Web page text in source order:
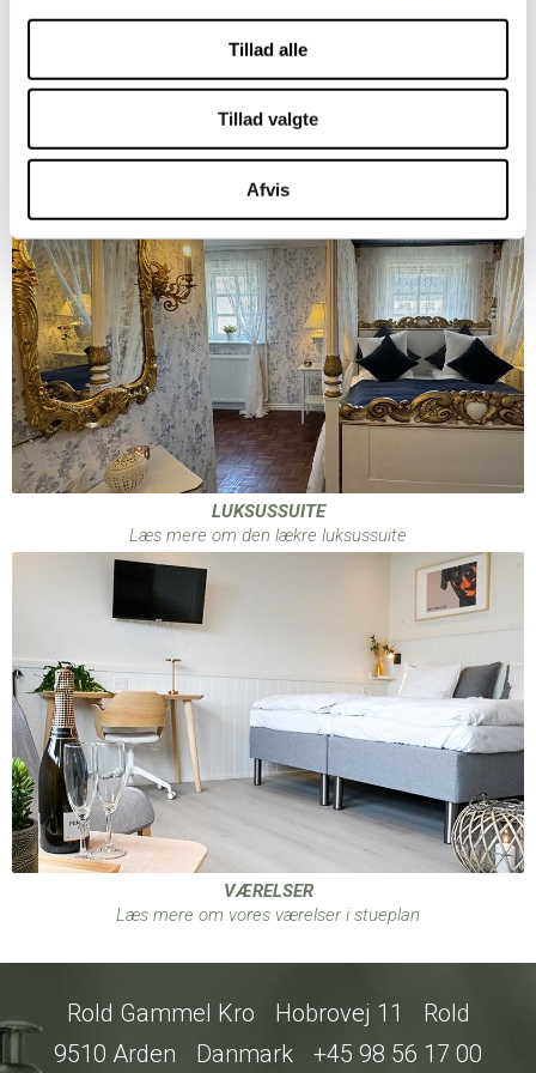
Tillad alle
Tillad valgte
Afvis
Pris pr. hund pr. overnatning: 100 kr.
LUKSUSSUITE
Læs mere om den lækre luksussuite
VÆRELSER
Læs mere om vores værelser i stueplan
Rold Gammel Kro Hobrovej 11
Rold
9510 Arden
Danmark +45 98 56 17 00